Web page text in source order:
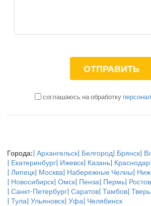
соглашаюсь на обработку
Города:| Архангельск| Белгород| Брянск|
| Екатеринбург| Ижевск| Казань| Краснодар
| Липецк| Москва| Набережные Челны|
| Новосибирск| Омск| Пенза| Пермь|
| Санкт-Петербург| Саратов| Тамбов| Тверь
| Тула| Ульяновск| Уфа| Челябинск